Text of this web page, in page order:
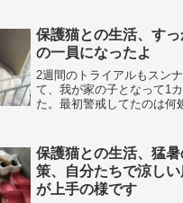
保護猫との生活、す
の一員になったよ
2週間のトライアルもスン
て、我が家の子となって1
た。最初警戒してたのは何
近寄っても起きない(￣∇￣
保護猫との生活、猛
策、自分たちで涼し
が上手の様です